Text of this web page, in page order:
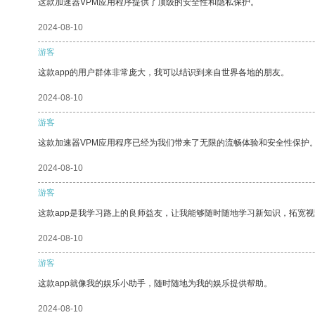
这款加速器VPM应用程序提供了顶级的安全性和隐私保护。
2024-08-10
游客
这款app的用户群体非常庞大，我可以结识到来自世界各地的朋友。
2024-08-10
游客
这款加速器VPM应用程序已经为我们带来了无限的流畅体验和安全性保护
2024-08-10
游客
这款app是我学习路上的良师益友，让我能够随时随地学习新知识，拓宽
2024-08-10
游客
这款app就像我的娱乐小助手，随时随地为我的娱乐提供帮助。
2024-08-10